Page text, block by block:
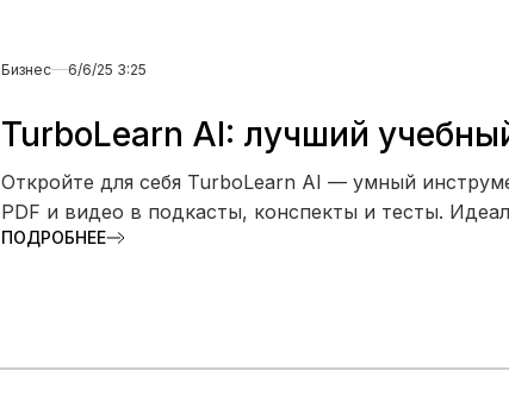
Бизнес 6/6/25 3:25
TurboLearn AI: лучший
Откройте для себя TurboLearn AI — умный
PDF и видео в подкасты, конспекты и тесты.
ПОДРОБНЕЕ